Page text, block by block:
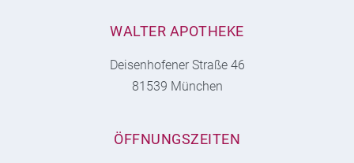
WALTER APOTHEKE
Deisenhofener Straße 46
81539 München
ÖFFNUNGSZEITEN